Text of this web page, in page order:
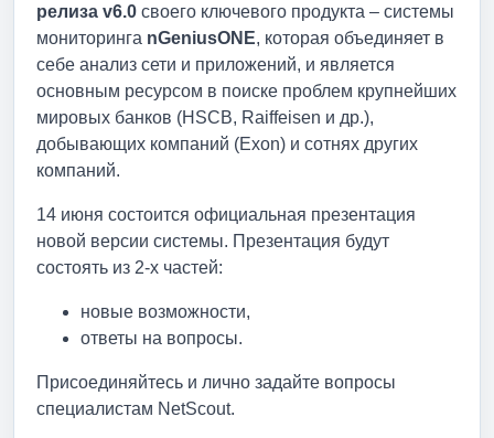
релиза v6.0 своего ключевого продукта – системы
мониторинга nGeniusONE, которая объединяет в
себе анализ сети и приложений, и является
основным ресурсом в поиске проблем крупнейших
мировых банков (HSCB, Raiffeisen и др.),
добывающих компаний (Exon) и сотнях других
компаний.
14 июня состоится официальная презентация
новой версии системы. Презентация будут
состоять из 2-х частей:
новые возможности,
ответы на вопросы.
Присоединяйтесь и лично задайте вопросы
специалистам NetScout.